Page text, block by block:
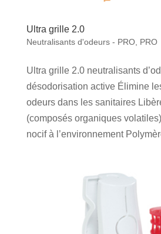
Ultra grille 2.0
Neutralisants d'odeurs - PRO, PRO
Ultra grille 2.0 neutralisants
désodorisation active Élimine
odeurs dans les sanitaires
(composés organiques
nocif à l’environnement